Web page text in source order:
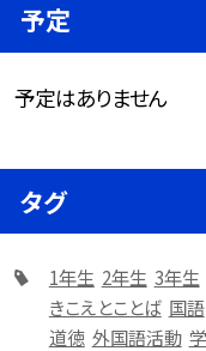
予定
予定はありません
タグ
1年生 2年生 3年生
きこえとことば 国語
道徳 外国語活動